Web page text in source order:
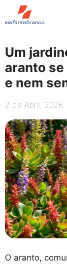
Saltar
para
Um
aranto
e nem
2 de Abril, 2026
O aranto,